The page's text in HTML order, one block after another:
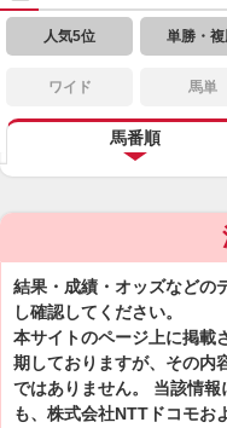
人気5位 単勝・
ワイド 馬単
馬番順
結果・成績・オッズなどの
し確認してください。
本サイトのページ上に掲載
期しておりますが、その内
ではありません。 当該情
も、株式会社NTTドコモお